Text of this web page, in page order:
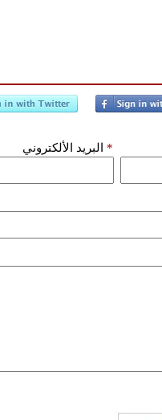
البريد الألكتروني *